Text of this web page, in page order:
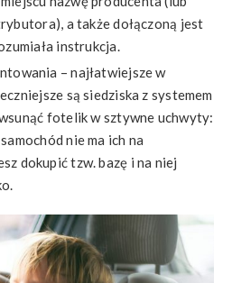
a także dołączoną jest
instrukcja.
– najłatwiejsze w
są siedziska z systemem
fotelik w sztywne uchwyty:
nie ma ich na
dokupić tzw. bazę i na niej